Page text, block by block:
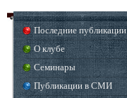
Последние публикации
О клубе
Семинары
Публикации в СМИ